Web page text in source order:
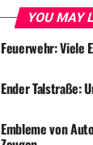
YOU MAY
Feuerwehr: Viele
Ender Talstraße:
Embleme von